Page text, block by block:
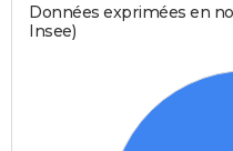
Données exprimées en
Insee)